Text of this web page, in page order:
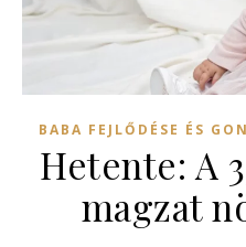
BABA FEJLŐDÉSE ÉS
Hetente: A
magzat